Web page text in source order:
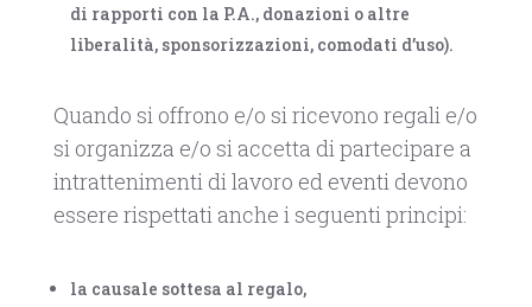
di rapporti con la P.A., donazioni o altre
liberalità, sponsorizzazioni, comodati d’uso).
Quando si offrono e/o si ricevono regali e/o
si organizza e/o si accetta di partecipare a
intrattenimenti di lavoro ed eventi devono
essere rispettati anche i seguenti principi:
la causale sottesa al regalo,